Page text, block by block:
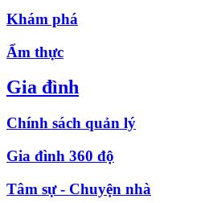
Khám phá
Ẩm thực
Gia đình
Chính sách quản lý
Gia đình 360 độ
Tâm sự - Chuyện nhà